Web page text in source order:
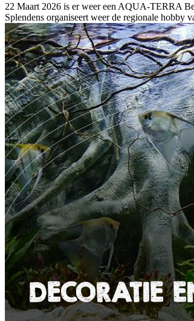
22 Maart 2026 is er weer een AQUA-TERRA
Splendens organiseert weer de regionale hobby